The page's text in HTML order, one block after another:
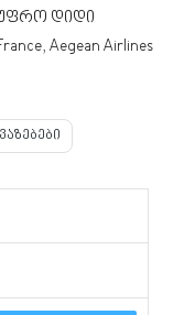
უფრო დიდი
Aegean Airlines